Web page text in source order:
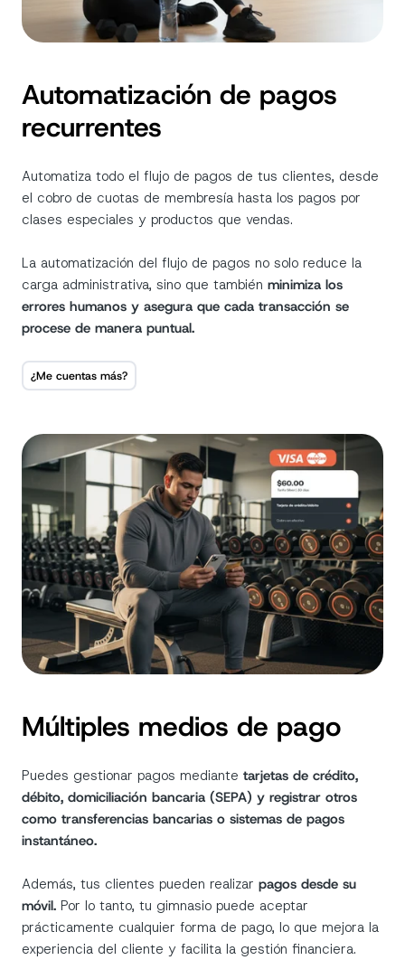
Automatización de pagos
recurrentes
Automatiza todo el flujo de pagos de tus clientes, desde
el cobro de cuotas de membresía hasta los pagos por
clases especiales y productos que vendas.
La automatización del flujo de pagos no solo reduce la
carga administrativa, sino que también minimiza los
errores humanos y asegura que cada transacción se
procese de manera puntual.
¿Me cuentas más?
Múltiples medios de pago
Puedes gestionar pagos mediante tarjetas de crédito,
débito, domiciliación bancaria (SEPA) y registrar otros
como transferencias bancarias o sistemas de pagos
instantáneo.
Además, tus clientes pueden realizar pagos desde su
móvil. Por lo tanto, tu gimnasio puede aceptar
prácticamente cualquier forma de pago, lo que mejora la
experiencia del cliente y facilita la gestión financiera.